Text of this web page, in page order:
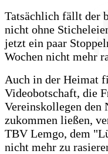
Tatsächlich fällt der
nicht ohne
jetzt ein paar
Wochen nicht mehr
Auch in der Heimat
Videobotschaft, die
Vereinskollegen den
zukommen ließen,
TBV Lemgo, dem
nicht mehr zu